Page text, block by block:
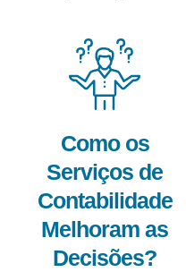
Como os
Serviços de
Contabilidade
Melhoram as
Decisões?